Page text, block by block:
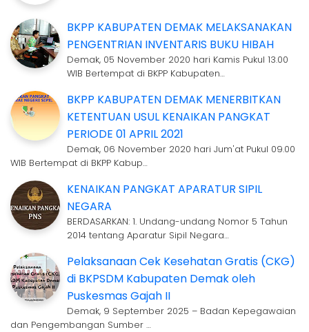
BKPP KABUPATEN DEMAK MELAKSANAKAN
PENGENTRIAN INVENTARIS BUKU HIBAH
Demak, 05 November 2020 hari Kamis Pukul 13.00
WIB Bertempat di BKPP Kabupaten…
BKPP KABUPATEN DEMAK MENERBITKAN
KETENTUAN USUL KENAIKAN PANGKAT
PERIODE 01 APRIL 2021
Demak, 06 November 2020 hari Jum'at Pukul 09.00
WIB Bertempat di BKPP Kabup…
KENAIKAN PANGKAT APARATUR SIPIL
NEGARA
BERDASARKAN: 1. Undang-undang Nomor 5 Tahun
2014 tentang Aparatur Sipil Negara…
Pelaksanaan Cek Kesehatan Gratis (CKG)
di BKPSDM Kabupaten Demak oleh
Puskesmas Gajah II
Demak, 9 September 2025 – Badan Kepegawaian
dan Pengembangan Sumber …